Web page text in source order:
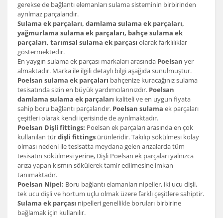
gerekse de bağlantı elemanları sulama sisteminin birbirinden
ayrılmaz parçalarıdır.
Sulama ek parçaları, damlama sulama ek parçaları,
yağmurlama sulama ek parçaları, bahçe sulama ek
parçaları, tarımsal sulama ek parçası olarak farklılıklar
göstermektedir.
En yaygın sulama ek parçası markaları arasında Poelsan yer
almaktadır. Marka ile ilgili detaylı bilgi aşağıda sunulmuştur.
Poelsan sulama ek parçaları bahçenize kuracağınız sulama
tesisatında sizin en büyük yardımcılarınızdır. Poelsan
damlama sulama ek parçaları kaliteli ve en uygun fiyata
sahip boru bağlantı parçalarıdır. Poelsan sulama ek parçaları
çeşitleri olarak kendi içerisinde de ayrılmaktadır.
Poelsan Dişli fittings: Poelsan ek parçaları arasında en çok
kullanılan türdişli fittings ürünleridir. Takılıp sökülmesi kolay
olması nedeni ile tesisatta meydana gelen arızalarda tüm
tesisatın sökülmesi yerine, Dişli Poelsan ek parçaları yalnızca
arıza yapan kısmın sökülerek tamir edilmesine imkan
tanımaktadır.
Poelsan Nipel: Boru bağlantı elamanları nipeller, iki ucu dişli,
tek ucu dişli ve hortum uçlu olmak üzere farklı çeşitlere sahiptir.
Sulama ek parçası nipelleri genellikle boruları birbirine
bağlamak için kullanılır.